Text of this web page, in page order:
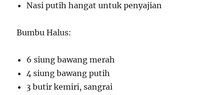
Nasi putih hangat untuk penyajian
Bumbu Halus:
6 siung bawang merah
4 siung bawang putih
3 butir kemiri, sangrai